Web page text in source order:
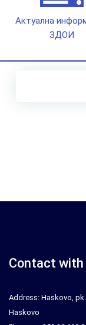
Актуална
ЗДОИ
Contact with
Address: Haskovo,
Haskovo